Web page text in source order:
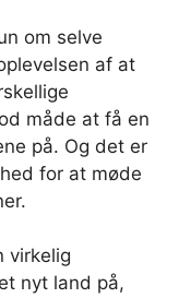
om selve
af at
måde at få en
på. Og det er
for at møde
virkelig
nyt land på,